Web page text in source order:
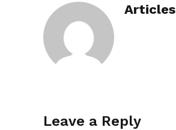
Articles
Leave a Reply